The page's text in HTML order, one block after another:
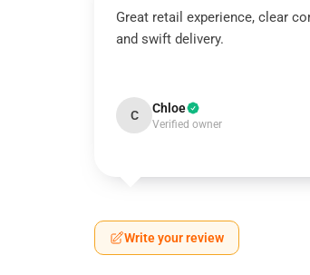
Great retail experience, clear
and swift delivery.
C Chloe
Verified owner
Write your review